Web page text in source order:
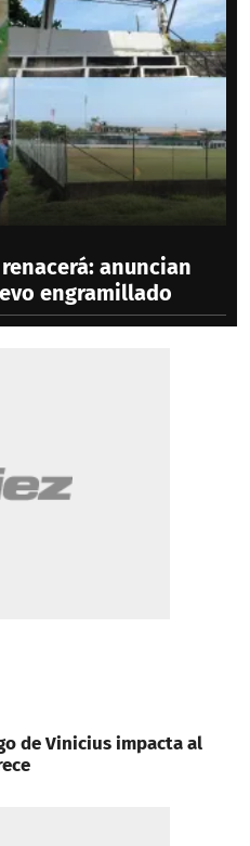
anuncian
engramillado
de Vinicius impacta al